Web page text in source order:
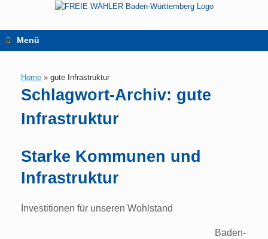
springen
Menü
Home » gute Infrastruktur
Schlagwort-Archiv: gute
Infrastruktur
Starke Kommunen und
Infrastruktur
Investitionen für unseren Wohlstand
Baden-